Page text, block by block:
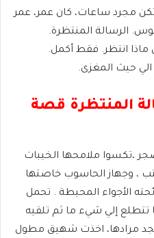
مجرد ساعات، كان عمر، عمر
الرسالة المنتظرة.
ماذا انتظر. فقط أكمل.
حيث المغزى.
المنتظرة قصة
،تكسوا ملامحها الخيبات
، وجهاز الحاسوب خاصتها
الأجواء المحيطة . تحمل
تتطلع إلي شيء ما ثم تلقيه
تجد مرادها، اخذت شهيق مطول